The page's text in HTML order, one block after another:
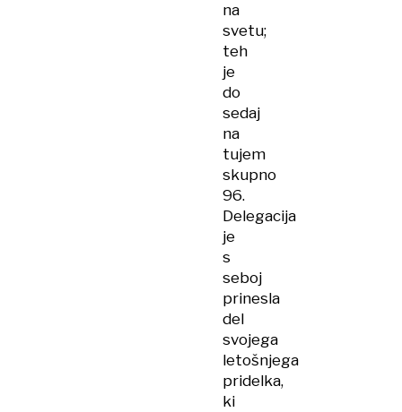
na
svetu;
teh
je
do
sedaj
na
tujem
skupno
96.
Delegacija
je
s
seboj
prinesla
del
svojega
letošnjega
pridelka,
ki